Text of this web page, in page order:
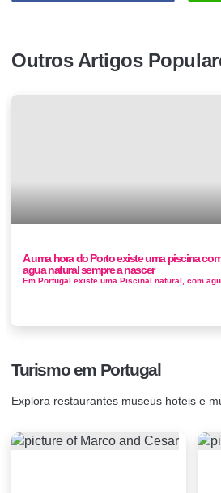
Outros Artigos
A uma hora do Porto existe uma piscina
agua natural sempre a nascer
Turismo em Portugal
Explora restaurantes museus hoteis e